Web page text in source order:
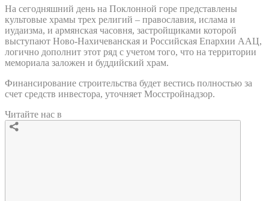
На сегодняшний день на Поклонной горе представлены
культовые храмы трех религий – православия, ислама и
иудаизма, и армянская часовня, застройщиками которой
выступают Ново-Нахичеванская и Российская Епархии ААЦ,
логично дополнит этот ряд с учетом того, что на территории
мемориала заложен и буддийский храм.
Финансирование строительства будет вестись полностью за
счет средств инвестора, уточняет Мосстройнадзор.
Читайте нас в